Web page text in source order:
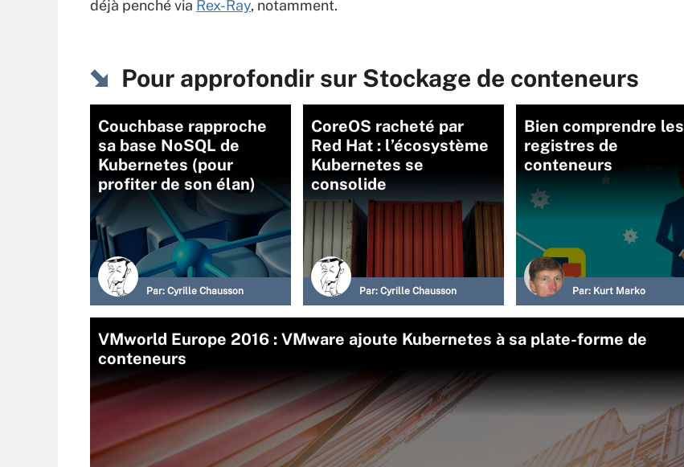
déjà penché via Rex-Ray, notamment.
Pour approfondir sur Stockage de conteneurs
Couchbase rapproche
sa base NoSQL de
Kubernetes (pour
profiter de son élan)
Par: Cyrille Chausson
CoreOS racheté par
Red Hat : l’écosystème
Kubernetes se
consolide
Par: Cyrille Chausson
Bien comprendre les
registres de
conteneurs
Par: Kurt Marko
VMworld Europe 2016 : VMware ajoute Kubernetes à sa plate-forme de
conteneurs